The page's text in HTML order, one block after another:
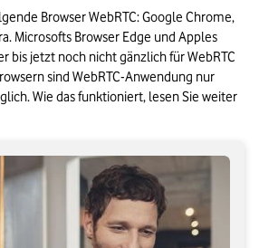
Browser WebRTC: Google Chrome,
Microsofts Browser Edge und Apples
bis jetzt noch nicht gänzlich für WebRTC
sind WebRTC-Anwendung nur
Wie das funktioniert, lesen Sie weiter